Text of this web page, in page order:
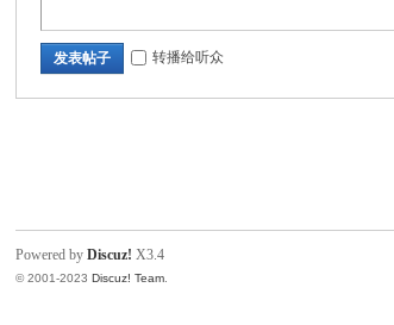
爱
发表帖子 转播给听众
Powered byDiscuz! X3.4
© 2001-2023Discuz! Team